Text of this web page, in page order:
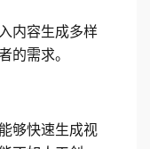
内容生成多样
的需求。
够快速生成视